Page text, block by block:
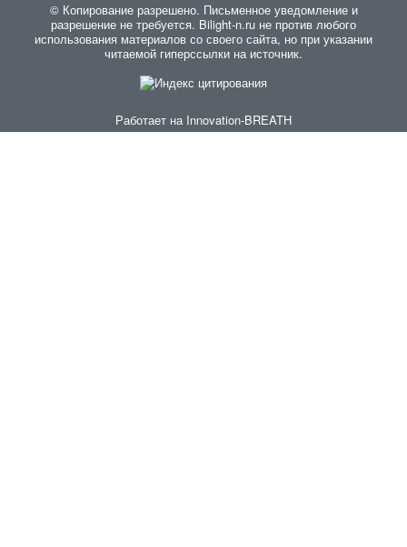
© Копирование разрешено. Письменное уведомление и
разрешение не требуется. Bilight-n.ru не против любого
использования материалов со своего сайта, но при указании
читаемой гиперссылки на источник.
Работает на Innovation-BREATH